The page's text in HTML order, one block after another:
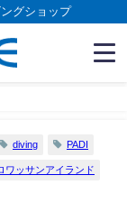
グショップ
diving PADI
ワッサンアイランド